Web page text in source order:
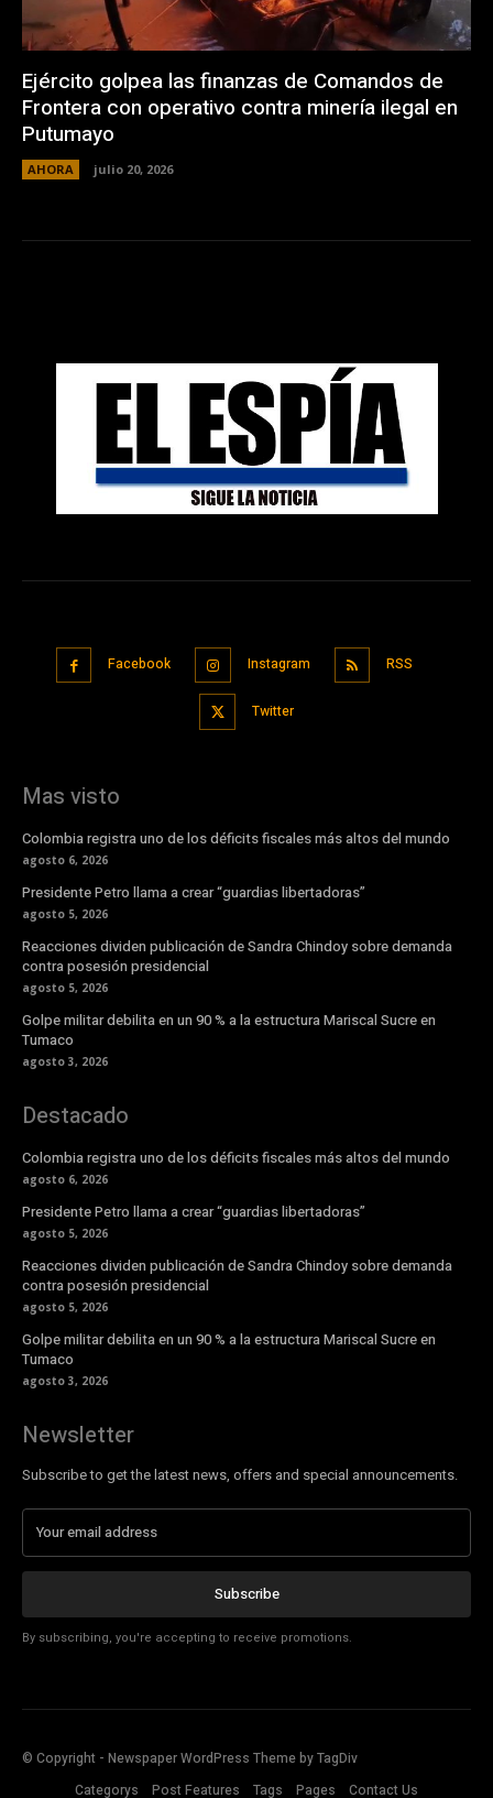
Ejército golpea las finanzas de Comandos de
Frontera con operativo contra minería ilegal en
Putumayo
AHORA julio 20, 2026
Facebook Instagram RSS
Twitter
Mas visto
Colombia registra uno de los déficits fiscales más altos del mundo
agosto 6, 2026
Presidente Petro llama a crear “guardias libertadoras”
agosto 5, 2026
Reacciones dividen publicación de Sandra Chindoy sobre demanda
contra posesión presidencial
agosto 5, 2026
Golpe militar debilita en un 90 % a la estructura Mariscal Sucre en
Tumaco
agosto 3, 2026
Destacado
Colombia registra uno de los déficits fiscales más altos del mundo
agosto 6, 2026
Presidente Petro llama a crear “guardias libertadoras”
agosto 5, 2026
Reacciones dividen publicación de Sandra Chindoy sobre demanda
contra posesión presidencial
agosto 5, 2026
Golpe militar debilita en un 90 % a la estructura Mariscal Sucre en
Tumaco
agosto 3, 2026
Newsletter
Subscribe to get the latest news, offers and special announcements.
Subscribe
By subscribing, you're accepting to receive promotions.
© Copyright - Newspaper WordPress Theme by TagDiv
Categorys
Post Features Tags Pages Contact Us